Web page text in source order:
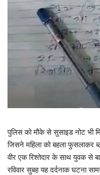
पुलिस को मौके से सुसाइड नोट भी
जिसने महिला को बहला फुसलाकर
वीर एक रिश्तेदार के साथ युवक से
रविवार सुबह यह दर्दनाक घटना